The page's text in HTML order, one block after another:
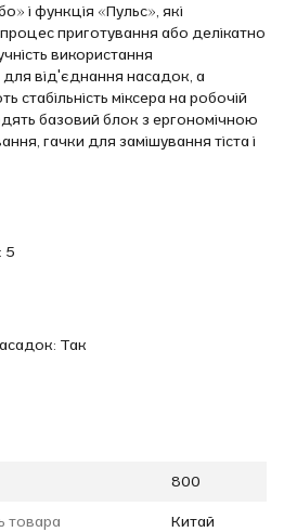
і функція «Пульс», які
приготування або делікатно
використання
від'єднання насадок, а
стабільність міксера на робочій
базовий блок з ергономічною
гачки для замішування тіста і
5
Так
800
товара Китай